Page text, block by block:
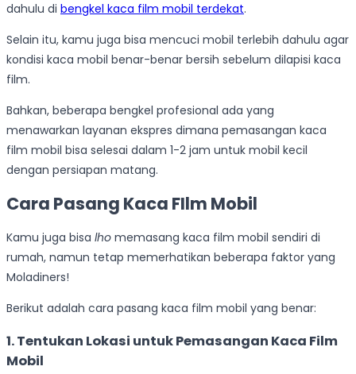
dahulu di bengkel kaca film mobil terdekat.
Selain itu, kamu juga bisa mencuci mobil terlebih dahulu agar
kondisi kaca mobil benar-benar bersih sebelum dilapisi kaca
film.
Bahkan, beberapa bengkel profesional ada yang
menawarkan layanan ekspres dimana pemasangan kaca
film mobil bisa selesai dalam 1-2 jam untuk mobil kecil
dengan persiapan matang.
Cara Pasang Kaca FIlm Mobil
Kamu juga bisa lho memasang kaca film mobil sendiri di
rumah, namun tetap memerhatikan beberapa faktor yang
Moladiners!
Berikut adalah cara pasang kaca film mobil yang benar:
1. Tentukan Lokasi untuk Pemasangan Kaca Film
Mobil